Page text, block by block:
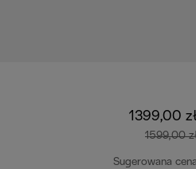
1399,00
1599,00
Sugerowana